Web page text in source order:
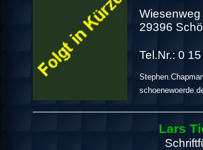
Wiesenweg
29396
Tel.Nr.: 0
Lars